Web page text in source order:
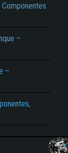
–
–